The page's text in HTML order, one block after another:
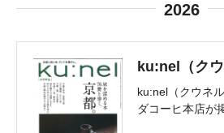
2026
ku:nel（ク
ku:nel（クウネ
ダコーヒ本店が